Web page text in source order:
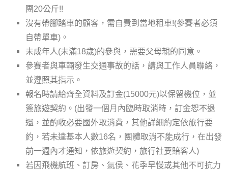
團20公斤!!
沒有帶腳踏車的顧客，需自費到當地租車!(參賽者必須
自帶單車)。
未成年人(未滿18歲)的參與，需要父母親的同意。
參賽者與車輛發生交通事故的話，請與工作人員聯絡，
並遵照其指示。
報名時請給齊全資料及訂金(15000元)以保留機位，並
簽旅遊契約。(出發一個月內臨時取消時，訂金恕不退
還，並酌收必要國外取消費，其他詳細約定依旅行要
約，若未達基本人數16名，團體取消不能成行，在出發
前一週內才通知，依旅遊契約，旅行社要賠客人)
若因飛機航班、訂房、氣侯、花季早慢或其他不可抗力